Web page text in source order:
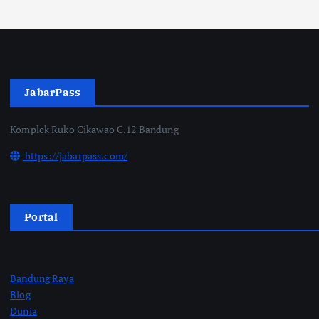
JabarPass
Komplek Ruko Cikawao C.12 Bandung
https://jabarpass.com/
Portal
Bandung Raya
Blog
Dunia